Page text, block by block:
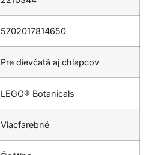
5702017814650
Pre dievčatá aj chlapcov
LEGO® Botanicals
Viacfarebné